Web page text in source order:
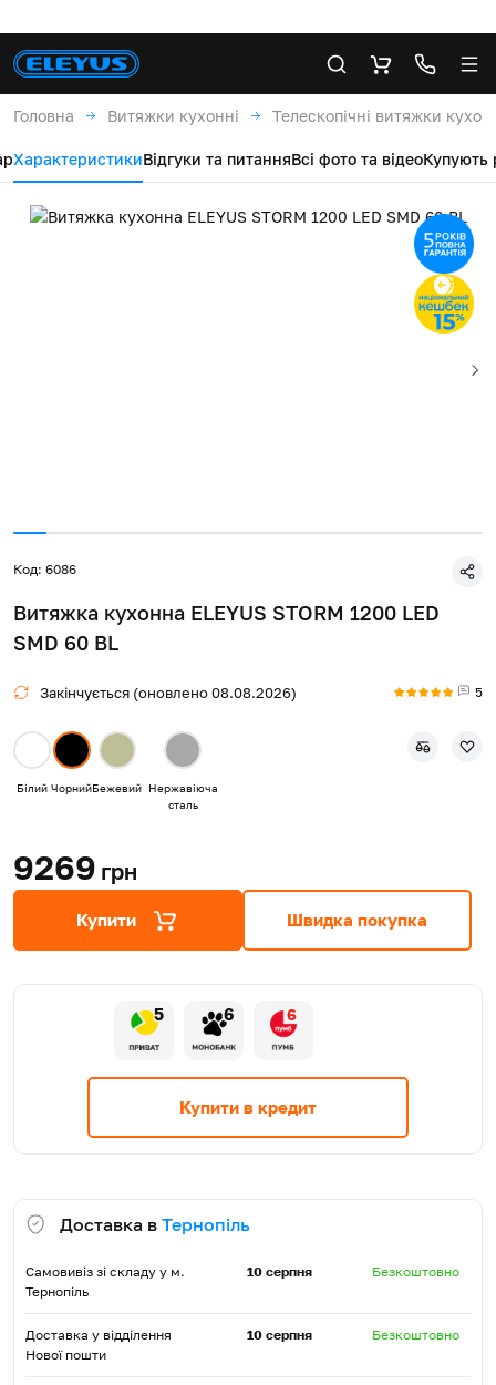
Головна Витяжки кухонні Телескопічні витяжки
ХарактеристикиВідгуки та питанняВсі фото та відеоКупують
Код: 6086
Витяжка кухонна ELEYUS STORM 1200 LED
SMD 60 BL
Закінчується (оновлено 08.08.2026) 5
Білий ЧорнийБежевий Нержавіюча
сталь
9269 грн
Купити Швидка покупка
5 6 6
Купити в кредит
Доставка в Тернопіль
Самовивіз зі складу у м.
Тернопіль
10 серпня Безкоштовно
Доставка у відділення
Нової пошти
10 серпня Безкоштовно